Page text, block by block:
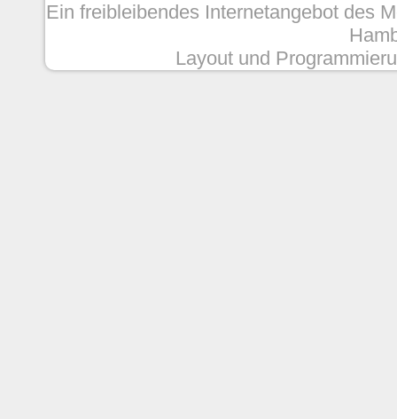
Ein freibleibendes Internetangebot des
Layout und